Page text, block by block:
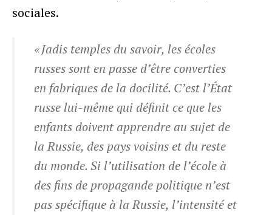
sociales.
« Jadis temples du savoir, les écoles
russes sont en passe d’être converties
en fabriques de la docilité. C’est l’État
russe lui-même qui définit ce que les
enfants doivent apprendre au sujet de
la Russie, des pays voisins et du reste
du monde. Si l’utilisation de l’école à
des fins de propagande politique n’est
pas spécifique à la Russie, l’intensité et